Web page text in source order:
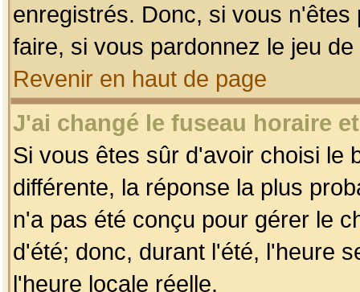
enregistrés. Donc, si vous
faire, si vous pardonnez le jeu
Revenir en haut de page
J'ai changé le fuseau horaire
Si vous êtes sûr d'avoir choisi le
différente, la réponse la plus
n'a pas été conçu pour gérer le
d'été; donc, durant l'été, l'heure
l'heure locale réelle.